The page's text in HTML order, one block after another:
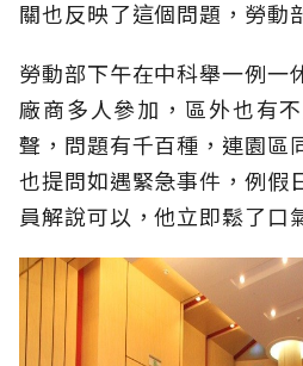
關也反映了這個問題，勞動
勞動部下午在中科舉一例一
廠商多人參加，區外也有
聲，問題有千百種，連園區
也提問如遇緊急事件，例假
員解說可以，他立即鬆了口